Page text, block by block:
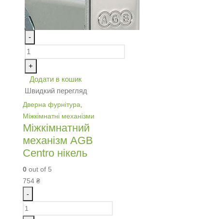
-
+
Додати в кошик
Швидкий перегляд
Дверна фурнітура
Міжкімнатні механізми
Міжкімнатний
механізм AGB
Centro нікель
0 out of 5
754 ₴
-